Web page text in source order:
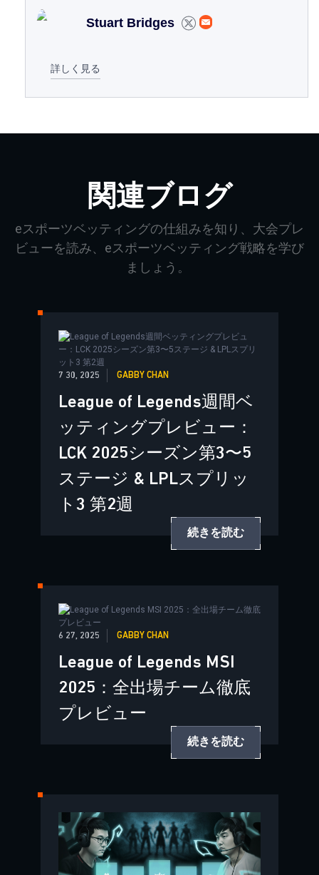
Stuart Bridges
詳しく見る
関連ブログ
eスポーツベッティングの仕組みを知り、大会プレ
ビューを読み、eスポーツベッティング戦略を学び
ましょう。
7 30, 2025 GABBY CHAN
League of Legends週間ベ
ッティングプレビュー：
LCK 2025シーズン第3〜5
ステージ & LPLスプリッ
ト3 第2週
続きを読む
6 27, 2025 GABBY CHAN
League of Legends MSI
2025：全出場チーム徹底
プレビュー
続きを読む